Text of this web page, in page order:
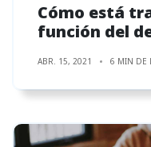
Cómo está
función del
ABR. 15, 2021 6 MIN DE